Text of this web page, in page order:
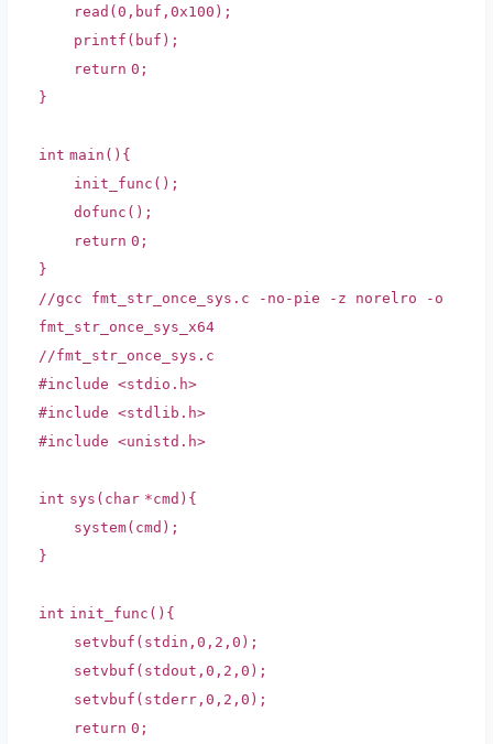
read(0,buf,0x100);
printf(buf);
return 0;
}
int main(){
init_func();
dofunc();
return 0;
}
//gcc fmt_str_once_sys.c -no-pie -z norelro -o
fmt_str_once_sys_x64
//fmt_str_once_sys.c
#include <stdio.h>
#include <stdlib.h>
#include <unistd.h>
int sys(char *cmd){
system(cmd);
}
int init_func(){
setvbuf(stdin,0,2,0);
setvbuf(stdout,0,2,0);
setvbuf(stderr,0,2,0);
return 0;